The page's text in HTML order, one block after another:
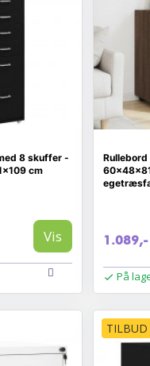
8 skuffer -
cm
Vis 1.089,-
På
TILBUD